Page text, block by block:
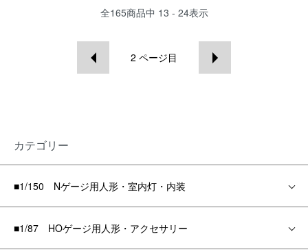
全165商品中 13 - 24表示
2 ページ目
カテゴリー
■1/150 Nゲージ用人形・室内灯・内装
■1/87 HOゲージ用人形・アクセサリー